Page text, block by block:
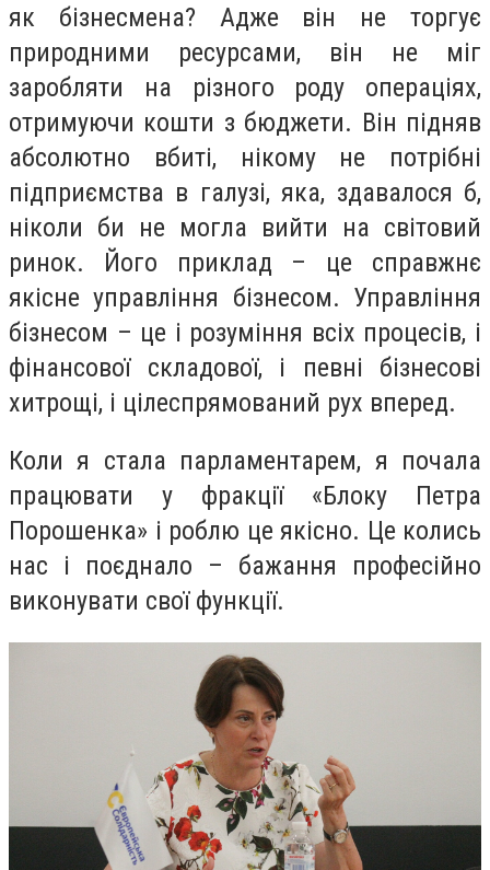
як бізнесмена? Адже він не торгує
природними ресурсами, він не міг
заробляти на різного роду операціях,
отримуючи кошти з бюджети. Він підняв
абсолютно вбиті, нікому не потрібні
підприємства в галузі, яка, здавалося б,
ніколи би не могла вийти на світовий
ринок. Його приклад – це справжнє
якісне управління бізнесом. Управління
бізнесом – це і розуміння всіх процесів, і
фінансової складової, і певні бізнесові
хитрощі, і цілеспрямований рух вперед.
Коли я стала парламентарем, я почала
працювати у фракції «Блоку Петра
Порошенка» і роблю це якісно. Це колись
нас і поєднало – бажання професійно
виконувати свої функції.